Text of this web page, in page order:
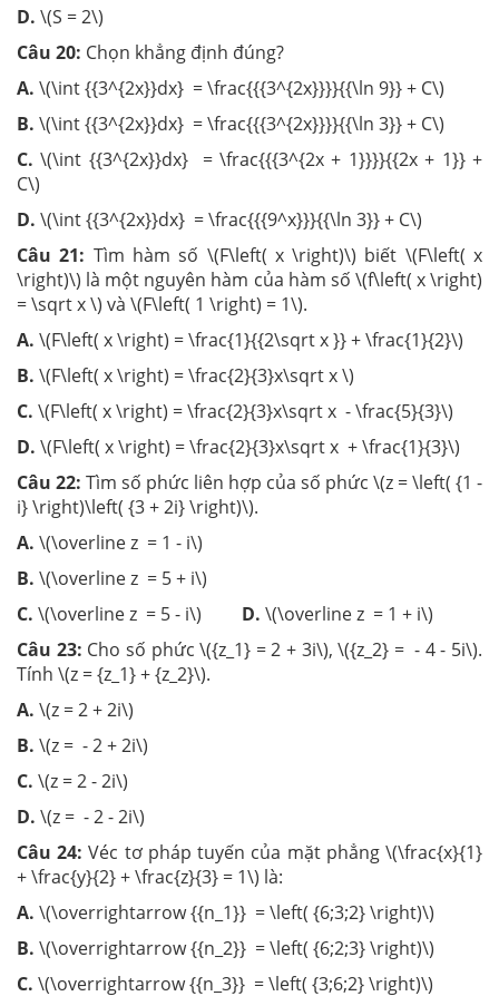
D. \(S = 2\)
Câu 20: Chọn khẳng định đúng?
A. \(\int {{3^{2x}}dx} = \frac{{{3^{2x}}}}{{\ln 9}} + C\)
B. \(\int {{3^{2x}}dx} = \frac{{{3^{2x}}}}{{\ln 3}} + C\)
C.\(\int {{3^{2x}}dx} = \frac{{{3^{2x + 1}}}}{{2x + 1}} +
C\)
D. \(\int {{3^{2x}}dx} = \frac{{{9^x}}}{{\ln 3}} + C\)
Câu 21: Tìm hàm số \(F\left( x \right)\) biết \(F\left( x
\right)\) là một nguyên hàm của hàm số \(f\left( x \right)
= \sqrt x \) và \(F\left( 1 \right) = 1\).
A. \(F\left( x \right) = \frac{1}{{2\sqrt x }} + \frac{1}{2}\)
B. \(F\left( x \right) = \frac{2}{3}x\sqrt x \)
C. \(F\left( x \right) = \frac{2}{3}x\sqrt x - \frac{5}{3}\)
D. \(F\left( x \right) = \frac{2}{3}x\sqrt x + \frac{1}{3}\)
Câu 22: Tìm số phức liên hợp của số phức \(z = \left( {1 -
i} \right)\left( {3 + 2i} \right)\).
A. \(\overline z = 1 - i\)
B. \(\overline z = 5 + i\)
C. \(\overline z = 5 - i\) D. \(\overline z = 1 + i\)
Câu 23: Cho số phức \({z_1} = 2 + 3i\), \({z_2} = - 4 - 5i\).
Tính \(z = {z_1} + {z_2}\).
A. \(z = 2 + 2i\)
B. \(z = - 2 + 2i\)
C. \(z = 2 - 2i\)
D. \(z = - 2 - 2i\)
Câu 24:Véc tơ pháp tuyến của mặt phẳng \(\frac{x}{1}
+ \frac{y}{2} + \frac{z}{3} = 1\) là:
A. \(\overrightarrow {{n_1}} = \left( {6;3;2} \right)\)
B. \(\overrightarrow {{n_2}} = \left( {6;2;3} \right)\)
C. \(\overrightarrow {{n_3}} = \left( {3;6;2} \right)\)